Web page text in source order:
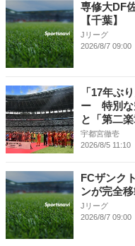
専修大DF
【千葉】
Jリーグ
2026/8/7 09:00
「17年ぶ
ー 特別な
と「第二楽
宇都宮徹壱
2026/8/5 11:10
FCザンク
ンが完全移
Jリーグ
2026/8/7 09:00